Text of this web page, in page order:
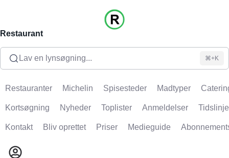
Restaurant
Lav en lynsøgning... ⌘+K
Restauranter Michelin Spisesteder Madtyper
Kortsøgning Nyheder Toplister Anmeldelser Tidslinje
Kontakt Bliv oprettet Priser Medieguide